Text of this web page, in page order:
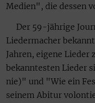
Medien", die dessen
Der 59-jährige
Liedermacher
Jahren, eigene Lieder
bekanntesten Lieder
nie)" und "Wie ein
seinem Abitur